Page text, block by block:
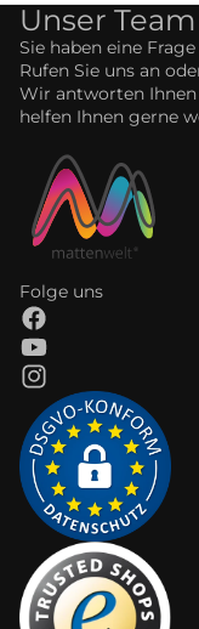
Unser
Sie haben eine
Rufen Sie uns an
Wir antworten
helfen Ihnen gerne
Folge uns